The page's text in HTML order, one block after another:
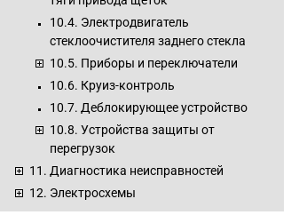
10.4. Электродвигатель
стеклоочистителя заднего стекла
10.5. Приборы и переключатели
10.6. Круиз-контроль
10.7. Деблокирующее устройство
10.8. Устройства защиты от
перегрузок
11. Диагностика неисправностей
12. Электросхемы